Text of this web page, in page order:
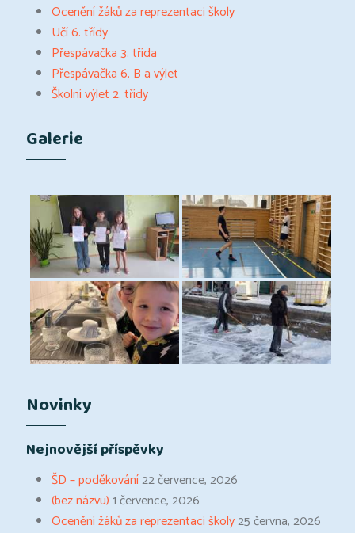
Ocenění žáků za reprezentaci školy
Učí 6. třídy
Přespávačka 3. třída
Přespávačka 6. B a výlet
Školní výlet 2. třídy
Galerie
Novinky
Nejnovější příspěvky
ŠD – poděkování22 července, 2026
(bez názvu)1 července, 2026
Ocenění žáků za reprezentaci školy25 června, 2026